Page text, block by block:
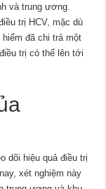
và trung ương.
trị HCV, mặc dù
đã chi trả một
trị có thể lên tới
dõi hiệu quả điều trị
xét nghiệm này